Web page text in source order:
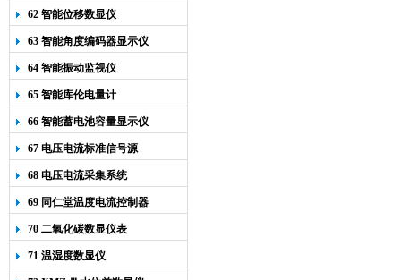
62 智能位移数显仪
63 智能角度编码器显示仪
64 智能振动监视仪
65 智能库伦电量计
66 智能蓄电池容量显示仪
67 电压电流标准信号源
68 电压电流采集系统
69 同仁堂温度电流控制器
70 二氧化碳数显仪表
71 温湿度数显仪